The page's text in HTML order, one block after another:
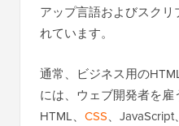
アップ言語およびスク
れています。
通常、ビジネス用の
には、ウェブ開発者を
HTML、 CSS、